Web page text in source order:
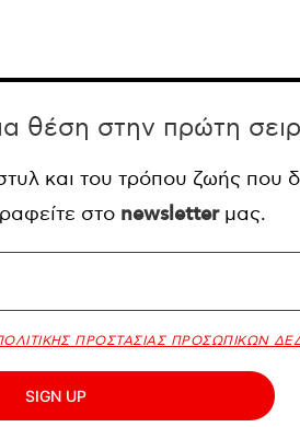
θέση στην πρώτη
και του τρόπου ζωής που
στο newsletterμας.
ΠΡΟΣΤΑΣΙΑΣ ΠΡΟΣΩΠΙΚΩΝ
SIGN UP